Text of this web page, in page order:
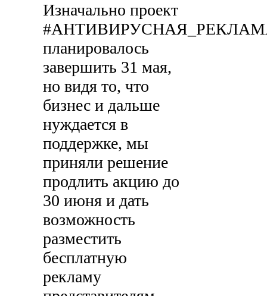
Изначально проект
планировалось
завершить 31 мая,
но видя то, что
бизнес и дальше
нуждается в
поддержке, мы
приняли решение
продлить акцию до
30 июня и дать
возможность
разместить
бесплатную
рекламу